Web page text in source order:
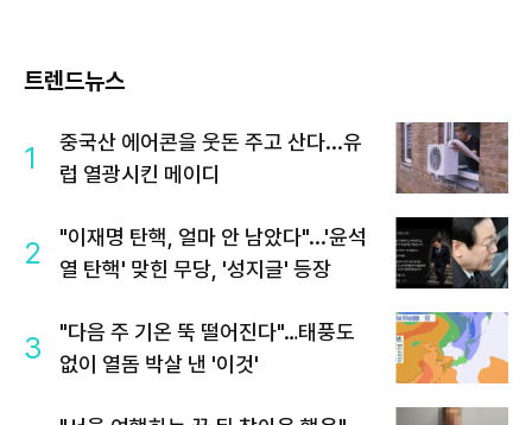
트렌드뉴스
1
중국산 에어콘을 웃돈 주고 산다...유
럽 열광시킨 메이디
2
"이재명 탄핵, 얼마 안 남았다"...'윤석
열 탄핵' 맞힌 무당, '성지글' 등장
3
"다음 주 기온 뚝 떨어진다"…태풍도
없이 열돔 박살 낸 '이것'